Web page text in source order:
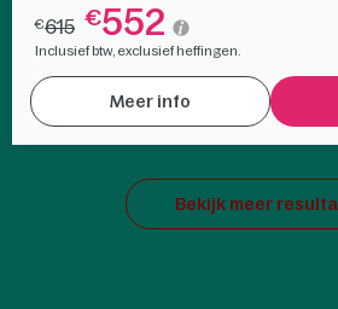
€615 €552
Inclusief btw, exclusief heffingen.
Meer info
Bekijk meer